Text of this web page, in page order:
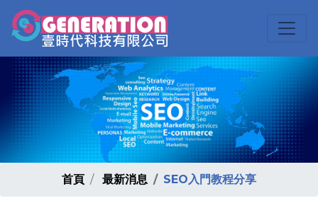
首頁 最新消息 SEO入門教程分享